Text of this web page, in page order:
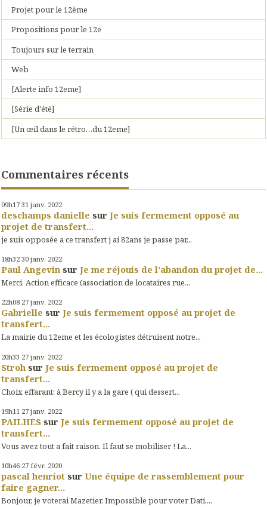
Projet pour le 12ème
Propositions pour le 12e
Toujours sur le terrain
Web
[Alerte info 12eme]
[Série d'été]
[Un œil dans le rétro…du 12eme]
Commentaires récents
09h17 31 janv. 2022
deschamps danielle sur Je suis fermement opposé au
projet de transfert...
je suis opposée a ce transfert j ai 82ans je passe par...
18h32 30 janv. 2022
Paul Angevin sur Je me réjouis de l’abandon du projet de...
Merci. Action efficace (association de locataires rue...
22h08 27 janv. 2022
Gabrielle sur Je suis fermement opposé au projet de
transfert...
La mairie du 12eme et les écologistes détruisent notre...
20h33 27 janv. 2022
Stroh sur Je suis fermement opposé au projet de
transfert...
Choix effarant: à Bercy il y a la gare ( qui dessert...
19h11 27 janv. 2022
PAILHES sur Je suis fermement opposé au projet de
transfert...
Vous avez tout a fait raison. Il faut se mobiliser ! La...
10h46 27 févr. 2020
pascal henriot sur Une équipe de rassemblement pour
faire gagner...
Bonjour, je voterai Mazetier. Impossible pour voter Dati,...